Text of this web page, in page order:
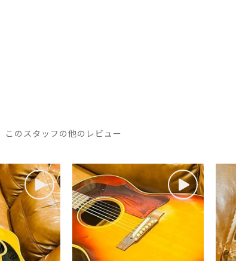
このスタッフの他のレビュー